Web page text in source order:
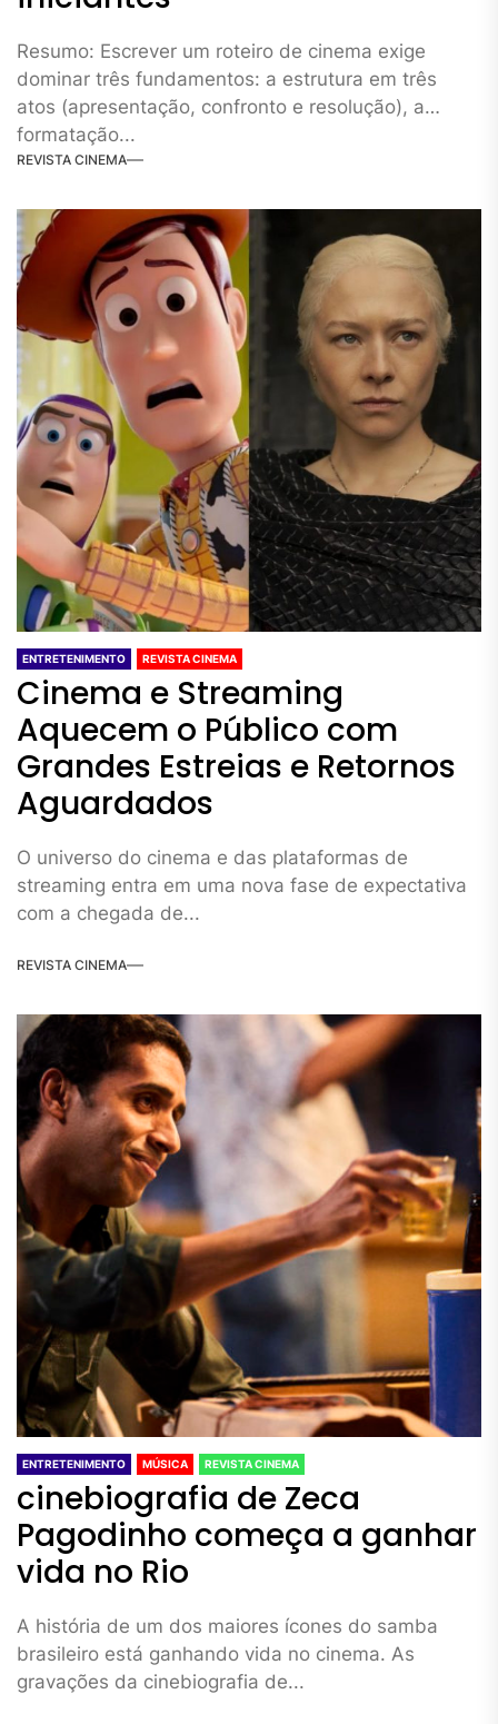
Resumo: Escrever um roteiro de cinema exige
dominar três fundamentos: a estrutura em três
atos (apresentação, confronto e resolução), a
formatação...
REVISTA CINEMA
ENTRETENIMENTO REVISTA CINEMA
Cinema e Streaming
Aquecem o Público com
Grandes Estreias e Retornos
Aguardados
O universo do cinema e das plataformas de
streaming entra em uma nova fase de expectativa
com a chegada de...
REVISTA CINEMA
ENTRETENIMENTO MÚSICA REVISTA CINEMA
cinebiografia de Zeca
Pagodinho começa a ganhar
vida no Rio
A história de um dos maiores ícones do samba
brasileiro está ganhando vida no cinema. As
gravações da cinebiografia de...